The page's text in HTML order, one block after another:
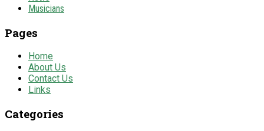
Musicians
Pages
Home
About Us
Contact Us
Links
Categories